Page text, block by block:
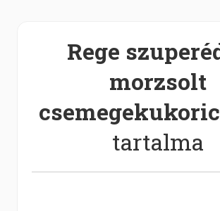
Rege
morzsolt
tartalma